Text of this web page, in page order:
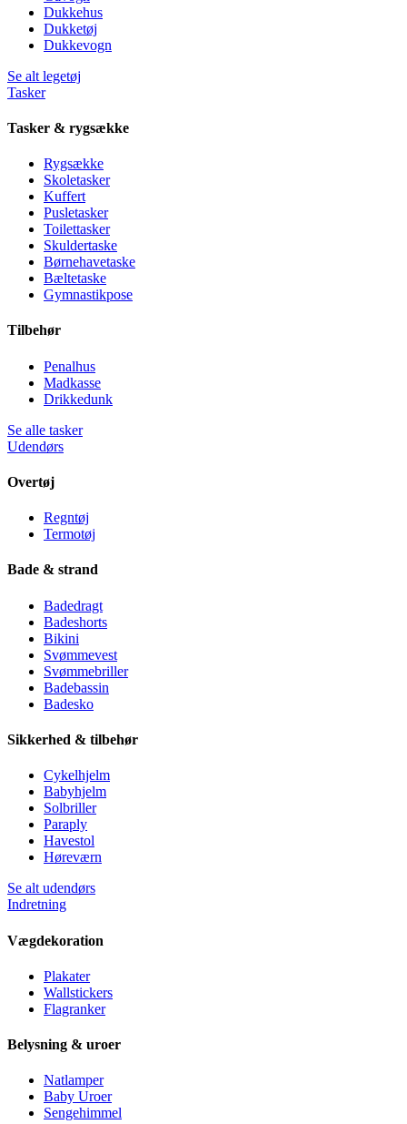
Dukkehus
Dukketøj
Dukkevogn
Se alt legetøj
Tasker
Tasker & rygsække
Rygsække
Skoletasker
Kuffert
Pusletasker
Toilettasker
Skuldertaske
Børnehavetaske
Bæltetaske
Gymnastikpose
Tilbehør
Penalhus
Madkasse
Drikkedunk
Se alle tasker
Udendørs
Overtøj
Regntøj
Termotøj
Bade & strand
Badedragt
Badeshorts
Bikini
Svømmevest
Svømmebriller
Badebassin
Badesko
Sikkerhed & tilbehør
Cykelhjelm
Babyhjelm
Solbriller
Paraply
Havestol
Høreværn
Se alt udendørs
Indretning
Vægdekoration
Plakater
Wallstickers
Flagranker
Belysning & uroer
Natlamper
Baby Uroer
Sengehimmel